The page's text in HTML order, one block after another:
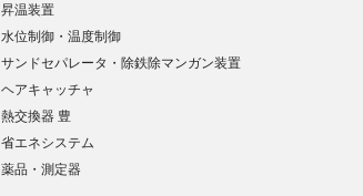
昇温装置
水位制御・温度制御
サンドセパレータ・除鉄除マンガン装置
ヘアキャッチャ
熱交換器 豊
省エネシステム
薬品・測定器